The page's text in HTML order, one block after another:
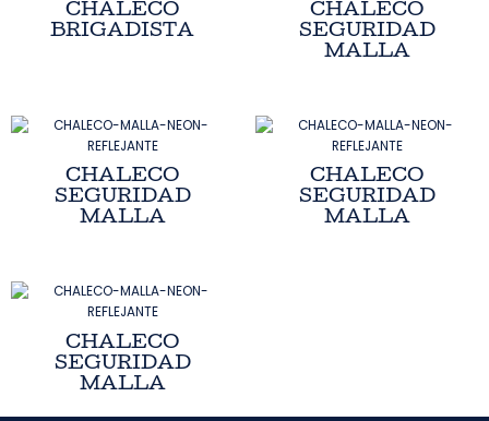
CHALECO
BRIGADISTA
CHALECO
SEGURIDAD
MALLA
CHALECO
SEGURIDAD
MALLA
CHALECO
SEGURIDAD
MALLA
CHALECO
SEGURIDAD
MALLA